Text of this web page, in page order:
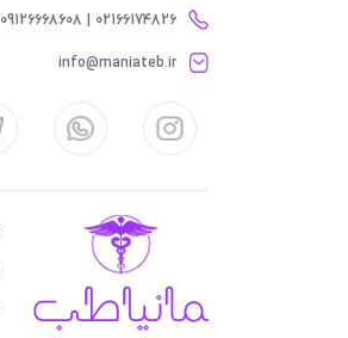
02166174826 | 09126668608
info@maniateb.ir